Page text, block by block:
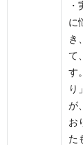
に
き
て
す
り
が
お
た